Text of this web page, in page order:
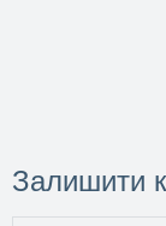
Залишити